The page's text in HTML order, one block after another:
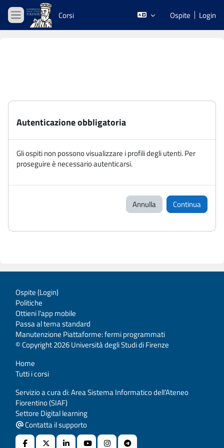
Vai al contenuto principale
Pannello laterale
Corsi Ospite Login
Autenticazione obbligatoria
Gli ospiti non possono visualizzare i profili degli utenti. Per
proseguire è necessario autenticarsi.
Annulla Continua
Ospite (Login)
Politiche
Ottieni l'app mobile
Passa al tema standard
Manutenzione Piattaforme: fermi programmati
© Copyright 2026 Università degli Studi di Firenze
Home
Tutti i corsi
Servizio a cura di: Area Sistema Informatico dell’Ateneo
Fiorentino (SIAF)
Settore Digital learning
Contatta il supporto